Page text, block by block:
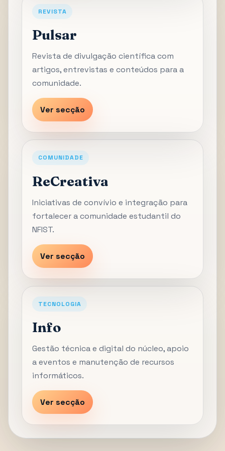
REVISTA
Pulsar
Revista de divulgação científica com
artigos, entrevistas e conteúdos para a
comunidade.
Ver secção
COMUNIDADE
ReCreativa
Iniciativas de convívio e integração para
fortalecer a comunidade estudantil do
NFIST.
Ver secção
TECNOLOGIA
Info
Gestão técnica e digital do núcleo, apoio
a eventos e manutenção de recursos
informáticos.
Ver secção